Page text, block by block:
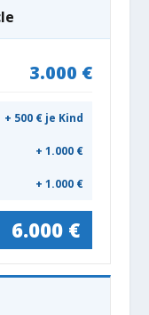
3.000 €
+ 500 € je Kind
+ 1.000 €
+ 1.000 €
6.000 €